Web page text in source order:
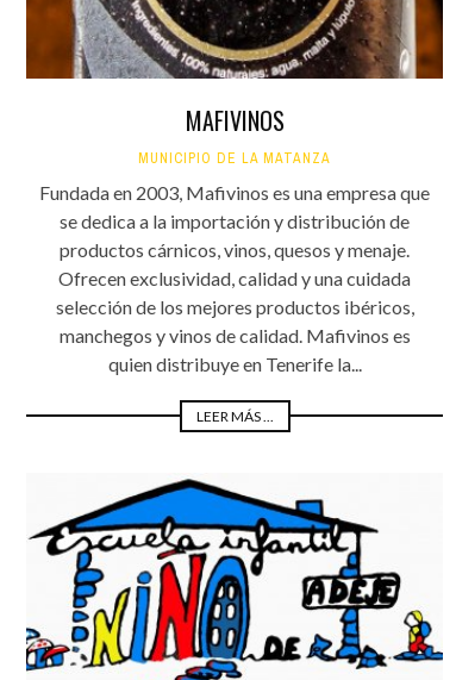
MAFIVINOS
MUNICIPIO DE LA MATANZA
Fundada en 2003, Mafivinos es una empresa que
se dedica a la importación y distribución de
productos cárnicos, vinos, quesos y menaje.
Ofrecen exclusividad, calidad y una cuidada
selección de los mejores productos ibéricos,
manchegos y vinos de calidad. Mafivinos es
quien distribuye en Tenerife la...
LEER MÁS ...